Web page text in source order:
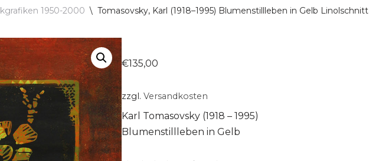
1950-2000 \ Tomasovsky, Karl (1918–1995) Blumenstillleben in Gelb Linolschnitt
€135,00
zzgl. Versandkosten
Karl Tomasovsky (1918 – 1995)
Blumenstillleben in Gelb